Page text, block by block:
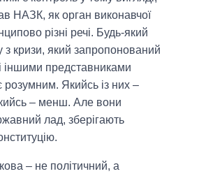
НАЗК, як орган виконавчої
різні речі. Будь-який
з кризи, який запропонований
іншими представниками
розумним. Якийсь із них –
– менш. Але вони
лад, зберігають
– не політичний, а